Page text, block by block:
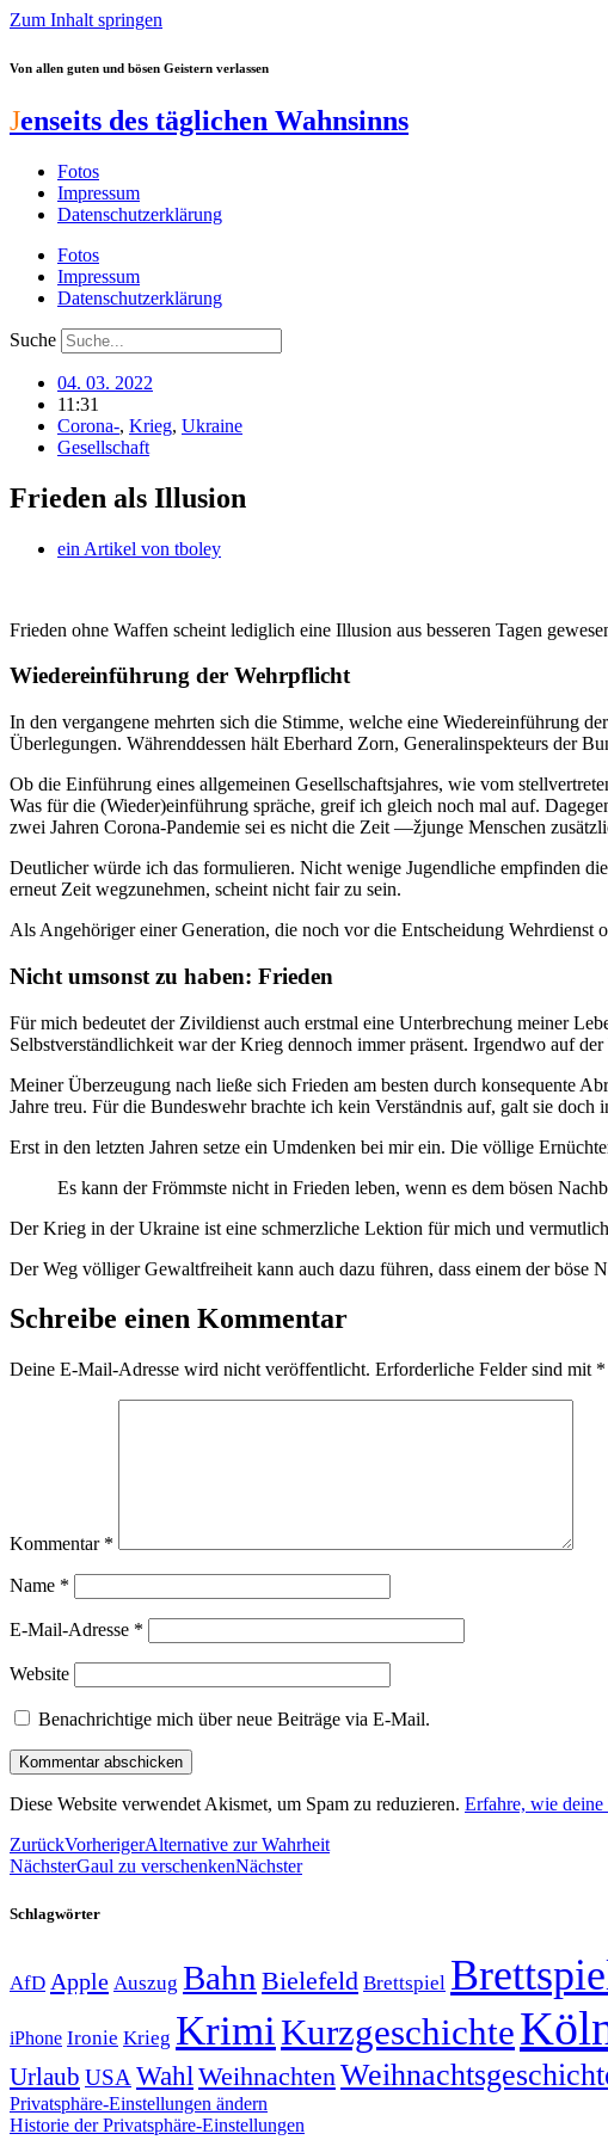
Zum Inhalt springen
Von allen guten und bösen Geistern verlassen
Jenseits des täglichen Wahnsinns
Fotos
Impressum
Datenschutzerklärung
Fotos
Impressum
Datenschutzerklärung
Suche
04. 03. 2022
11:31
Corona-, Krieg, Ukraine
Gesellschaft
Frieden als Illusion
ein Artikel von tboley
Frieden ohne Waffen scheint lediglich eine Illusion aus besseren Tagen
Wiedereinführung der Wehrpflicht
In den vergangene mehrten sich die Stimme, welche eine Wiedereinführung
Überlegungen. Währenddessen hält Eberhard Zorn, Generalinspekteurs der
Ob die Einführung eines allgemeinen Gesellschaftsjahres, wie vom
Was für die (Wieder)einführung spräche, greif ich gleich noch mal auf.
zwei Jahren Corona-Pandemie sei es nicht die Zeit —žjunge Menschen
Deutlicher würde ich das formulieren. Nicht wenige Jugendliche empfinden
erneut Zeit wegzunehmen, scheint nicht fair zu sein.
Als Angehöriger einer Generation, die noch vor die Entscheidung
Nicht umsonst zu haben: Frieden
Für mich bedeutet der Zivildienst auch erstmal eine Unterbrechung meiner
Selbstverständlichkeit war der Krieg dennoch immer präsent. Irgendwo auf
Meiner Überzeugung nach ließe sich Frieden am besten durch konsequente
Jahre treu. Für die Bundeswehr brachte ich kein Verständnis auf, galt sie
Erst in den letzten Jahren setze ein Umdenken bei mir ein. Die völlige
Es kann der Frömmste nicht in Frieden leben, wenn es dem bösen
Der Krieg in der Ukraine ist eine schmerzliche Lektion für mich und
Der Weg völliger Gewaltfreiheit kann auch dazu führen, dass einem der böse
Schreibe einen Kommentar
Deine E-Mail-Adresse wird nicht veröffentlicht. Erforderliche Felder sind mit *
Kommentar *
Name *
E-Mail-Adresse *
Website
Benachrichtige mich über neue Beiträge via E-Mail.
Diese Website verwendet Akismet, um Spam zu reduzieren. Erfahre, wie deine
ZurückVorherigerAlternative zur Wahrheit
NächsterGaul zu verschenkenNächster
Schlagwörter
AfD Apple Auszug Bahn Bielefeld Brettspiel
iPhone Ironie Krieg Krimi Kurzgeschichte
Urlaub USA Wahl Weihnachten
Privatsphäre-Einstellungen ändern
Historie der Privatsphäre-Einstellungen